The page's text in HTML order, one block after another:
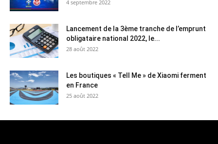
4 septembre 2022
Lancement de la 3ème tranche de l’emprunt
obligataire national 2022, le...
28 août 2022
Les boutiques « Tell Me » de Xiaomi ferment
en France
25 août 2022